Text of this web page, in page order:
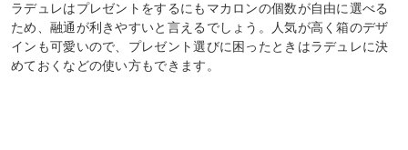
ラデュレはプレゼントをするにもマカロンの個数が自由に選べる
ため、融通が利きやすいと言えるでしょう。人気が高く箱のデザ
インも可愛いので、プレゼント選びに困ったときはラデュレに決
めておくなどの使い方もできます。